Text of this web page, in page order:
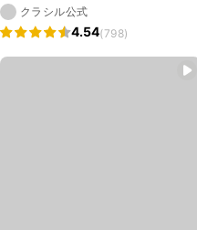
クラシル公式
4.54(798)